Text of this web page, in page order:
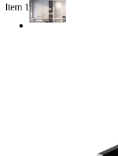
Item 1 of 3